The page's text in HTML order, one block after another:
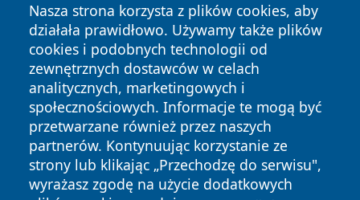
Nasza strona korzysta z plików cookies, aby
działała prawidłowo. Używamy także plików
cookies i podobnych technologii od
zewnętrznych dostawców w celach
analitycznych, marketingowych i
społecznościowych. Informacje te mogą być
przetwarzane również przez naszych
partnerów. Kontynuując korzystanie ze
strony lub klikając „Przechodzę do serwisu",
wyrażasz zgodę na użycie dodatkowych
Copyright © 2026 otososnowiec.pl Wszystkie prawa
zastrzeżone.